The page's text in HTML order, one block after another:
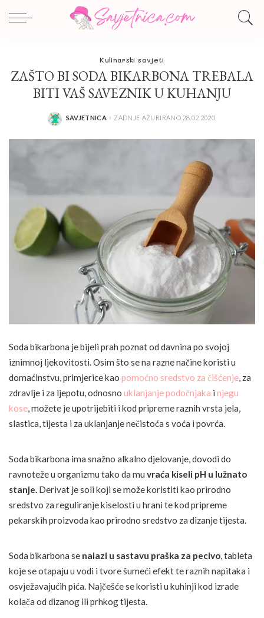
Kulinarski savjeti
ZAŠTO BI SODA BIKARBONA TREBALA
BITI VAŠ SAVEZNIK U KUHANJU
POSTED
SAVJETNICA ZADNJE AŽURIRANO 28.02.2020.
Soda bikarbona je bijeli prah poznat od davnina po svojoj
iznimnoj ljekovitosti. Osim što se na razne načine koristi u
domaćinstvu, primjerice kao pomoćno sredstvo za čišćenje, za
zdravlje i za ljepotu, odnosno uklanjanje podočnjaka i njegu
kose, možete je upotrijebiti i kod pripreme raznih vrsta jela,
slastica, tijesta i za uklanjanje nečistoća s voća i povrća.
Soda bikarbona ima snažno alkalno djelovanje, dovodi do
ravnoteže u organizmu tako da mu vraća kiseli pH u lužnato
stanje. Derivat je soli koji se može koristiti kao prirodno
sredstvo za reguliranje kiselosti u hrani te kod pripreme
pekarskih proizvoda kao prirodno sredstvo za dizanje tijesta.
Soda bikarbona se nalazi u sastavu praška za pecivo, tableta
koje se otapaju u vodi i tvore šumeći efekt te raznih napitaka i
osvježavajućih pića. Najčešće se koristi u kuhinji kod izrade
kolača od dizanog ili prhkog tijesta.